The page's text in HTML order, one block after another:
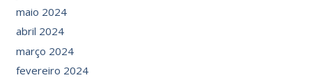
maio 2024
abril 2024
março 2024
fevereiro 2024